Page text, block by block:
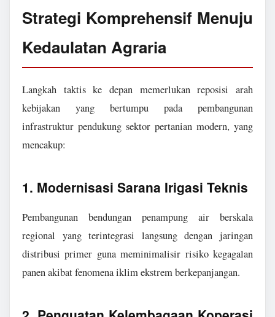
Strategi Komprehensif Menuju
Kedaulatan Agraria
Langkah taktis ke depan memerlukan reposisi arah
kebijakan yang bertumpu pada pembangunan
infrastruktur pendukung sektor pertanian modern, yang
mencakup:
1. Modernisasi Sarana Irigasi Teknis
Pembangunan bendungan penampung air berskala
regional yang terintegrasi langsung dengan jaringan
distribusi primer guna meminimalisir risiko kegagalan
panen akibat fenomena iklim ekstrem berkepanjangan.